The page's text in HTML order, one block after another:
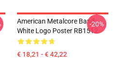
American Metalcore Band
White Logo Poster RB1512
€ 18,21 - € 42,22
-20%